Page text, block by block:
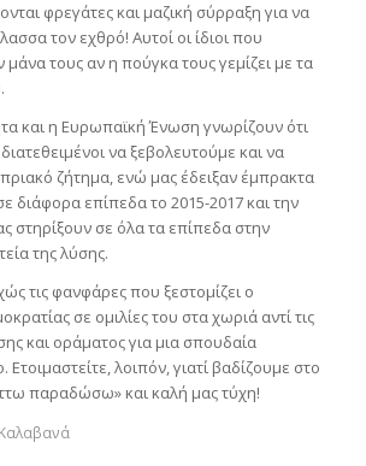
φρεγάτες και μαζική σύρραξη για να
τον εχθρό! Αυτοί οι ίδιοι που
μάνα τους αν η πούγκα τους γεμίζει με τα
και η Ευρωπαϊκή Ένωση γνωρίζουν ότι
να ξεβολευτούμε και να
ζήτημα, ενώ μας έδειξαν έμπρακτα
διάφορα επίπεδα το 2015-2017 και την
στηρίξουν σε όλα τα επίπεδα στην
της λύσης.
τις φανφάρες που ξεστομίζει ο
σε ομιλίες του στα χωριά αντί τις
και οράματος για μια σπουδαία
λοιπόν, γιατί βαδίζουμε στο
παραδώσω» και καλή μας τύχη!